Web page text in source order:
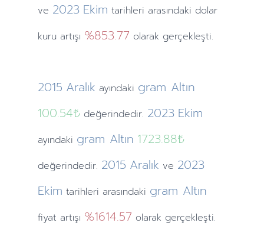
ve 2023 Ekim tarihleri arasındaki dolar
kuru artışı %853.77 olarak gerçekleşti.
2015 Aralık ayındaki gram Altın
100.54₺değerindedir. 2023 Ekim
ayındaki gram Altın 1723.88₺
değerindedir. 2015 Aralık ve 2023
Ekim tarihleri arasındaki gram Altın
fiyat artışı %1614.57 olarak gerçekleşti.